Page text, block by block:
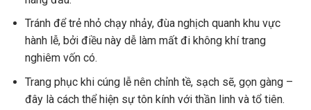
Tránh để trẻ nhỏ chạy nhảy, đùa nghịch quanh khu vực
hành lễ, bởi điều này dễ làm mất đi không khí trang
nghiêm vốn có.
Trang phục khi cúng lễ nên chỉnh tề, sạch sẽ, gọn gàng –
đây là cách thể hiện sự tôn kính với thần linh và tổ tiên.